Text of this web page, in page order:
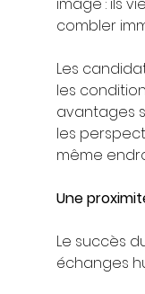
combler
Les
les
avantages
les
même
Une
Le succès
échanges